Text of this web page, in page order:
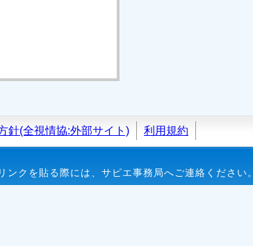
針(全視情協:外部サイト) 利用規約
クを貼る際には、サピエ事務局へご連絡ください。